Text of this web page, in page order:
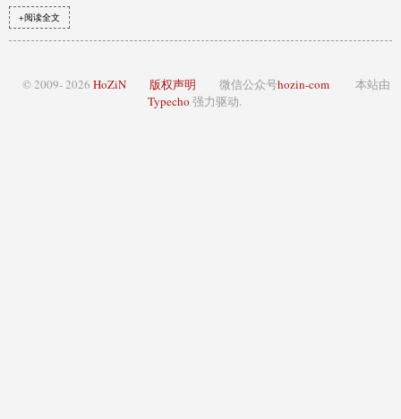
+阅读全文
© 2009- 2026 HoZiN 版权声明 微信公众号hozin-com
本站由
Typecho 强力驱动.